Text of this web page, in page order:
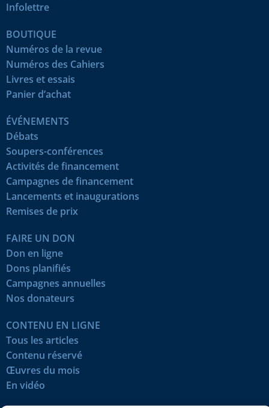
Infolettre
BOUTIQUE
Numéros de la revue
Numéros des Cahiers
Livres et essais
Panier d’achat
ÉVÉNEMENTS
Débats
Soupers-conférences
Activités de financement
Campagnes de financement
Lancements et inaugurations
Remises de prix
FAIRE UN DON
Don en ligne
Dons planifiés
Campagnes annuelles
Nos donateurs
CONTENU EN LIGNE
Tous les articles
Contenu réservé
Œuvres du mois
En vidéo